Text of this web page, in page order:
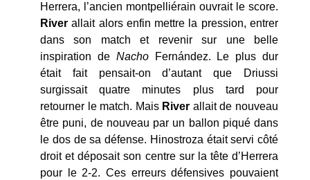
Herrera, l’ancien montpelliérain ouvrait le score.
River allait alors enfin mettre la pression, entrer
dans son match et revenir sur une belle
inspiration de NachoFernández. Le plus dur
était fait pensait-on d’autant que Driussi
surgissait quatre minutes plus tard pour
retourner le match. Mais River allait de nouveau
être puni, de nouveau par un ballon piqué dans
le dos de sa défense. Hinostroza était servi côté
droit et déposait son centre sur la tête d’Herrera
pour le 2-2. Ces erreurs défensives pouvaient